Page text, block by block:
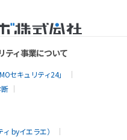
ティ事業について
セキュリティ24」
byイエラエ）